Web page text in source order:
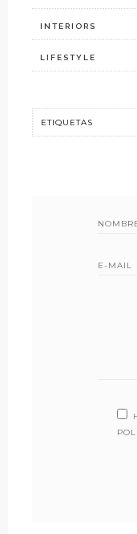
INTERIORS
LIFESTYLE